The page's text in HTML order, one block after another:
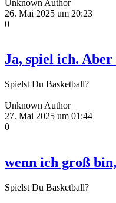
Unknown Author
26. Mai 2025 um 20:23
0
Ja, spiel ich. Aber
Spielst Du Basketball?
Unknown Author
27. Mai 2025 um 01:44
0
wenn ich groß
Spielst Du Basketball?